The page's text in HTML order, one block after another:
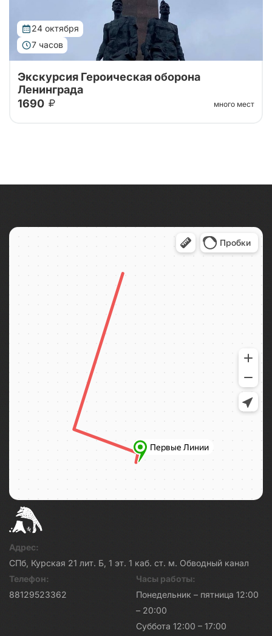
24 октября
7 часов
Экскурсия Героическая оборона
Ленинграда
1690
много мест
Адрес:
СПб, Курская 21 лит. Б, 1 эт. 1 каб. ст. м. Обводный канал
Телефон:
88129523362
Часы работы:
Понедельник – пятница 12:00
– 20:00
Суббота 12:00 – 17:00